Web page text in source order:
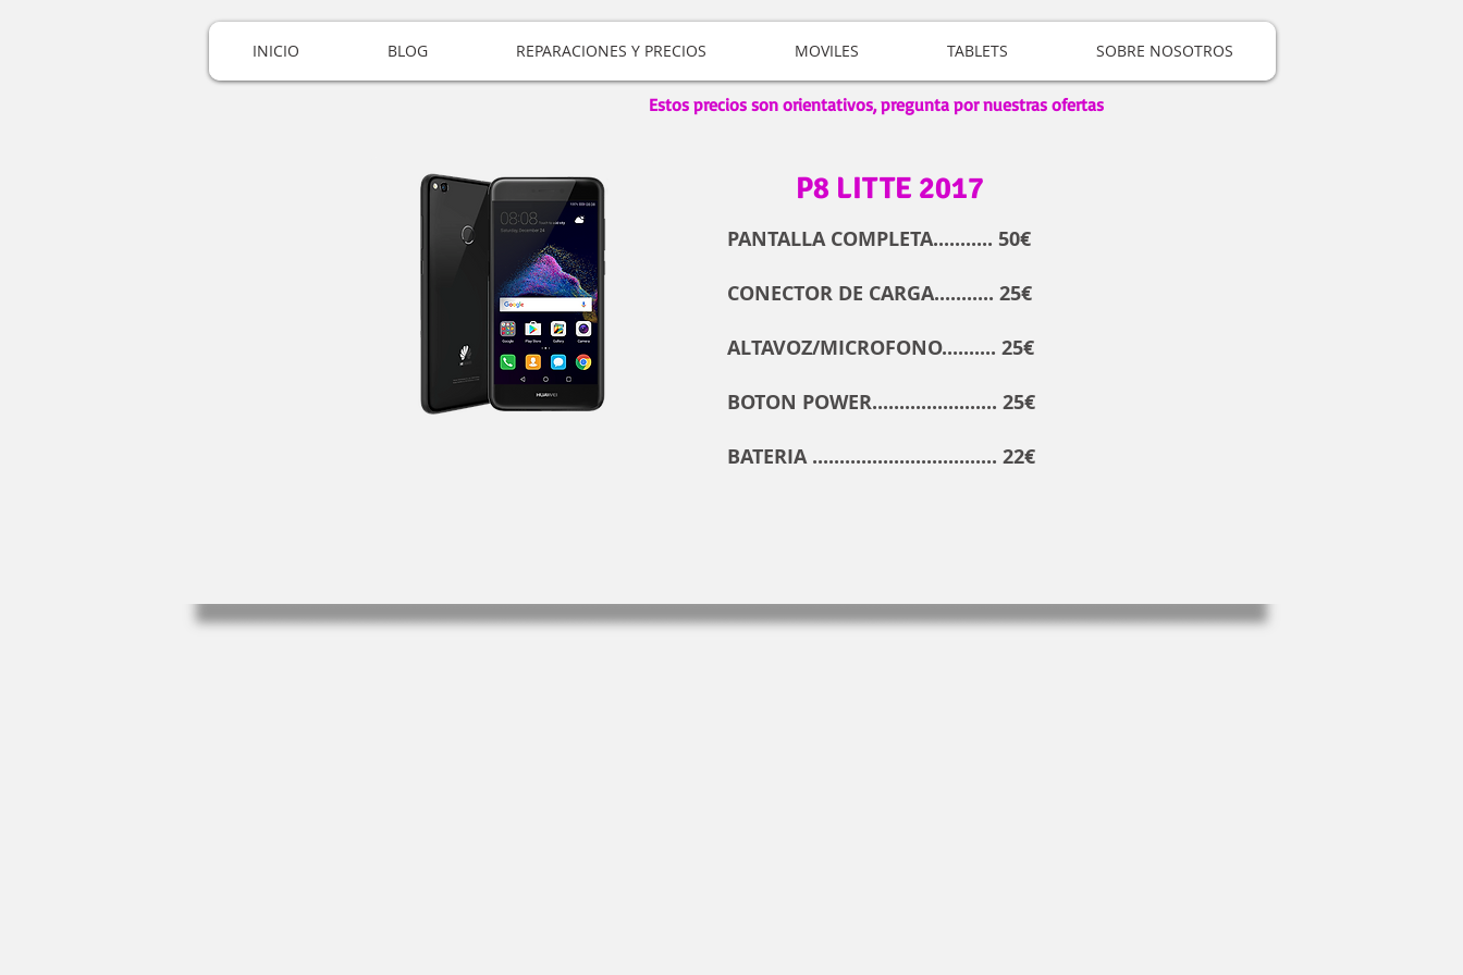
INICIO BLOG REPARACIONES Y PRECIOS MOVILES TABLETS SOBRE NOSOTROS
P8 LITTE 2017
PANTALLA COMPLETA........... 50€
CONECTOR DE CARGA........... 25€
ALTAVOZ/MICROFONO.......... 25€
BOTON POWER....................... 25€
BATERIA .................................. 22€
Estos precios son orientativos, pregunta por nuestras ofertas